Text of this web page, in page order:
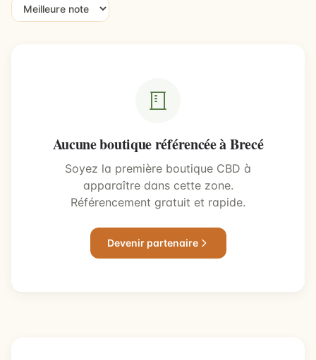
Aucune boutique référencée à Brecé
Soyez la première boutique CBD à
apparaître dans cette zone.
Référencement gratuit et rapide.
Devenir partenaire